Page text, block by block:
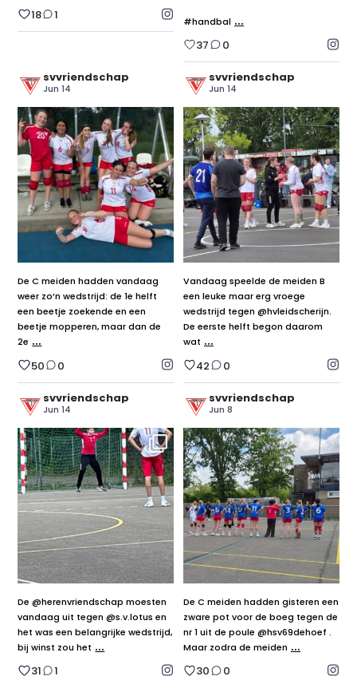
18 1 #handbal ...
37 0
svvriendschap
Jun 14
De C meiden hadden vandaag
weer zo’n wedstrijd: de 1e helft
een beetje zoekende en een
beetje mopperen, maar dan de
2e ...
50 0
svvriendschap
Jun 14
Vandaag speelde de meiden B
een leuke maar erg vroege
wedstrijd tegen @hvleidscherijn.
De eerste helft begon daarom
wat ...
42 0
svvriendschap
Jun 14
De @herenvriendschap moesten
vandaag uit tegen @s.v.lotus en
het was een belangrijke wedstrijd,
bij winst zou het ...
31 1
svvriendschap
Jun 8
De C meiden hadden gisteren een
zware pot voor de boeg tegen de
nr 1 uit de poule @hsv69dehoef .
Maar zodra de meiden ...
30 0